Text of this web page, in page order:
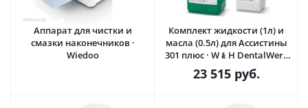
Аппарат для чистки и
смазки наконечников ·
Wiedoo
Комплект жидкости (1л) и
масла (0.5л) для Ассистины
301 плюс · W﹠H DentalWerk
(Австрия)
23 515руб.